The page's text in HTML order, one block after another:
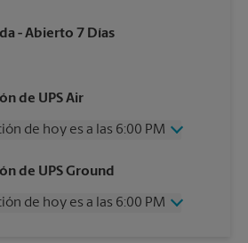
- Abierto 7 Días
de UPS Air
de hoy es a las 6:00 PM
PM
PM
de UPS Ground
de hoy es a las 6:00 PM